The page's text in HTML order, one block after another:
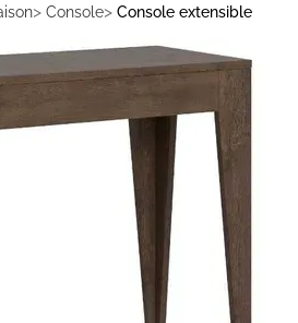
> Console> Console extensible